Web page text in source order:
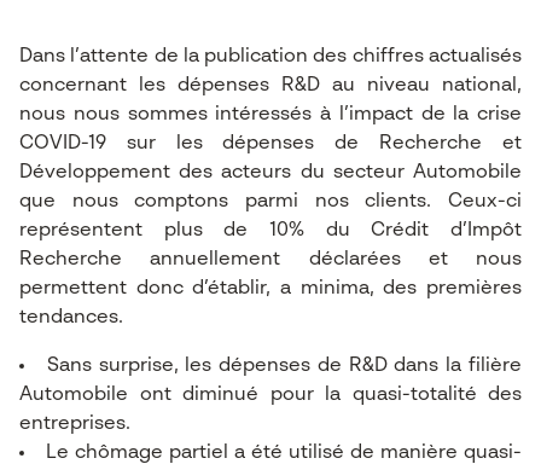
Dans l’attente de la publication des chiffres actualisés
concernant les dépenses R&D au niveau national,
nous nous sommes intéressés à l’impact de la crise
COVID-19 sur les dépenses de Recherche et
Développement des acteurs du secteur Automobile
que nous comptons parmi nos clients. Ceux-ci
représentent plus de 10% du Crédit d’Impôt
Recherche annuellement déclarées et nous
permettent donc d’établir, a minima, des premières
tendances.
Sans surprise, les dépenses de R&D dans la filière
Automobile ont diminué pour la quasi-totalité des
entreprises.
Le chômage partiel a été utilisé de manière quasi-